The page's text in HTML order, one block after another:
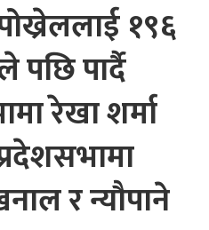
१९६
पार्दै
रेखा शर्मा
र न्यौपाने